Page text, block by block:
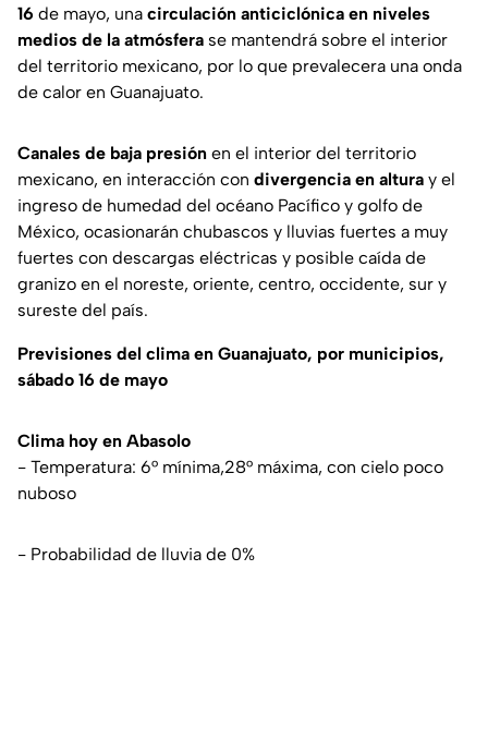
16 de mayo, una circulación anticiclónica en niveles
medios de la atmósfera se mantendrá sobre el interior
del territorio mexicano, por lo que prevalecera una onda
de calor en Guanajuato.
Canales de baja presión en el interior del territorio
mexicano, en interacción con divergencia en altura y el
ingreso de humedad del océano Pacífico y golfo de
México, ocasionarán chubascos y lluvias fuertes a muy
fuertes con descargas eléctricas y posible caída de
granizo en el noreste, oriente, centro, occidente, sur y
sureste del país.
Previsiones del clima en Guanajuato, por municipios,
sábado 16 de mayo
Clima hoy en Abasolo
- Temperatura: 6° mínima,28° máxima, con cielo poco
nuboso
- Probabilidad de lluvia de 0%